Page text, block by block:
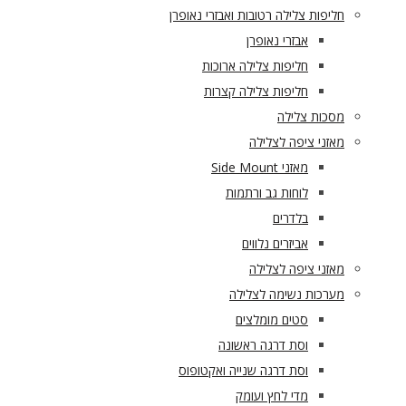
חליפות צלילה רטובות ואבזרי נאופרן
אבזרי נאופרן
חליפות צלילה ארוכות
חליפות צלילה קצרות
מסכות צלילה
מאזני ציפה לצלילה
מאזני Side Mount
לוחות גב ורתמות
בלדרים
אביזרים נלווים
מאזני ציפה לצלילה
מערכות נשימה לצלילה
סטים מומלצים
וסת דרגה ראשונה
וסת דרגה שנייה ואקטופוס
מדי לחץ ועומק